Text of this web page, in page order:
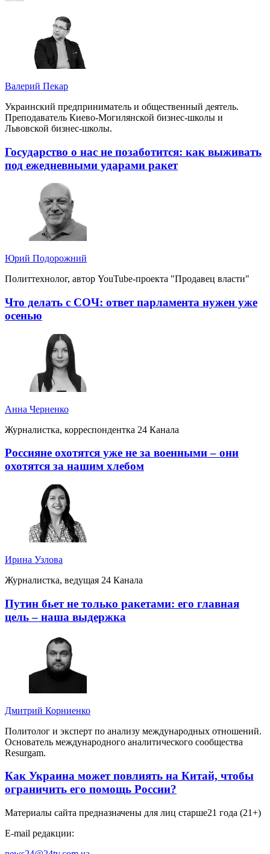
Валерий Пекар
Украинский предприниматель и общественный деятель.
Преподаватель Киево-Могилянской бизнес-школы и
Львовской бизнес-школы.
Государство о нас не позаботится: как выживать
под ежедневными ударами ракет
Юрий Подорожний
Политтехнолог, автор YouTube-проекта "Продавец власти"
Что делать с СОЧ: ответ парламента нужен уже
осенью
Анна Черненко
Журналистка, корреспондентка 24 Канала
Россияне охотятся уже не за военными – они
охотятся за нашим хлебом
Ирина Узлова
Журналистка, ведущая 24 Канала
Путин бьет не только ракетами: его главная
цель – наша выдержка
Дмитрий Корниенко
Политолог и эксперт по анализу международных отношений.
Основатель международного аналитического сообщества
Resurgam.
Как Украина может повлиять на Китай, чтобы
ограничить его помощь России?
Материалы сайта предназначены для лиц старше21 года (21+)
E-mail редакции: